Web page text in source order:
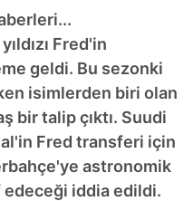
Fred'in
geldi. Bu sezonki
isimlerden biri olan
bir talip çıktı. Suudi
Fred transferi için
astronomik
iddia edildi.